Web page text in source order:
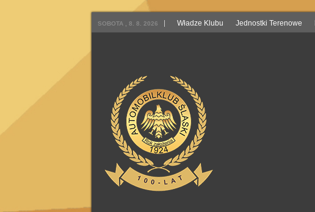
SOBOTA , 8. 8. 2026 Władze Klubu Jednostki Terenowe